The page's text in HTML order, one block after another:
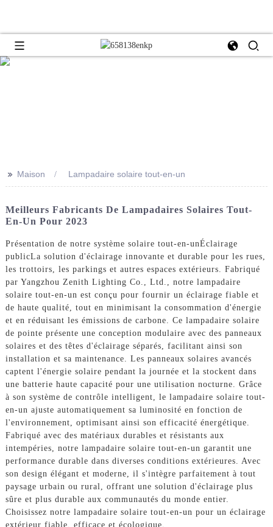
>> Maison Lampadaire solaire tout-en-un
Meilleurs Fabricants De Lampadaires Solaires Tout-
En-Un Pour 2023
Présentation de notre système solaire tout-en-unÉclairage
publicLa solution d'éclairage innovante et durable pour les rues,
les trottoirs, les parkings et autres espaces extérieurs. Fabriqué
par Yangzhou Zenith Lighting Co., Ltd., notre lampadaire
solaire tout-en-un est conçu pour fournir un éclairage fiable et
de haute qualité, tout en minimisant la consommation d'énergie
et en réduisant les émissions de carbone. Ce lampadaire solaire
de pointe présente une conception modulaire avec des panneaux
solaires et des têtes d'éclairage séparés, facilitant ainsi son
installation et sa maintenance. Les panneaux solaires avancés
captent l'énergie solaire pendant la journée et la stockent dans
une batterie haute capacité pour une utilisation nocturne. Grâce
à son système de contrôle intelligent, le lampadaire solaire tout-
en-un ajuste automatiquement sa luminosité en fonction de
l'environnement, optimisant ainsi son efficacité énergétique.
Fabriqué avec des matériaux durables et résistants aux
intempéries, notre lampadaire solaire tout-en-un garantit une
performance durable dans diverses conditions extérieures. Avec
son design élégant et moderne, il s'intègre parfaitement à tout
paysage urbain ou rural, offrant une solution d'éclairage plus
sûre et plus durable aux communautés du monde entier.
Choisissez notre lampadaire solaire tout-en-un pour un éclairage
extérieur fiable, efficace et écologique.